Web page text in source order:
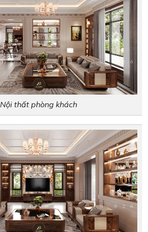
Nội thất phòng khách ​​​​​​